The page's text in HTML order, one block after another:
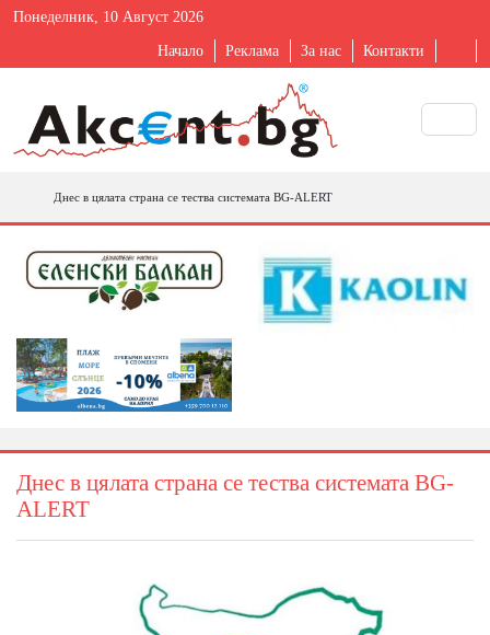
Понеделник, 10 Август 2026
Начало Реклама За нас Контакти
Днес в цялата страна се тества системата BG-ALERT
Днес в цялата страна се тества системата BG-
ALERT